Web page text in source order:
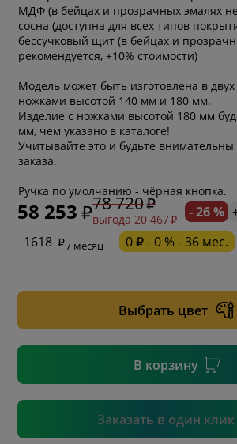
МДФ (в бейцах и прозрачных эмалях
сосна (доступна для всех типов
бессучковый щит (в бейцах и
рекомендуется, +10% стоимости)
Модель может быть изготовлена в
ножками высотой 140 мм и 180 мм.
Изделие с ножками высотой 180 мм
мм, чем указано в каталоге!
Учитывайте это и будьте
заказа.
Ручка по умолчанию - чёрная кнопка.
58 253 78 720
выгода 20 467 - 26 %
1618
/ месяц 0 ₽ - 0 % - 36 мес.
Выбрать цвет
В корзину
Заказать в один клик
* обязательное поле
Подтвердить